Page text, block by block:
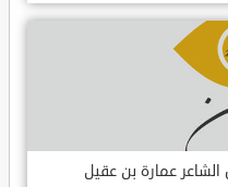
عمارة بن عقيل